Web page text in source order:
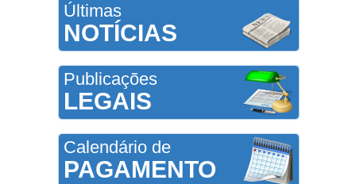
Últimas
NOTÍCIAS
Publicações
LEGAIS
Calendário de
PAGAMENTO